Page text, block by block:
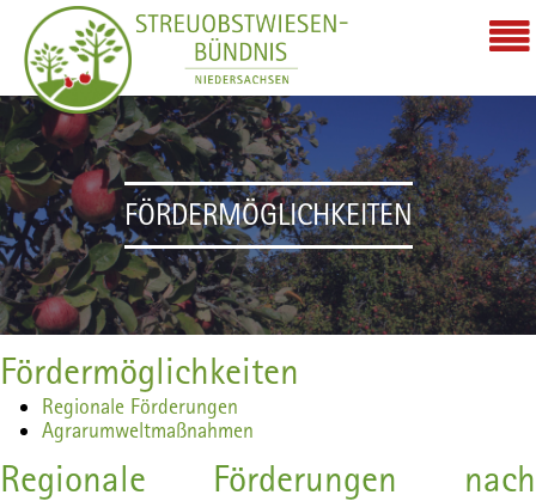
FÖRDERMÖGLICHKEITEN
Fördermöglichkeiten
Regionale Förderungen
Agrarumweltmaßnahmen
Regionale Förderungen nach